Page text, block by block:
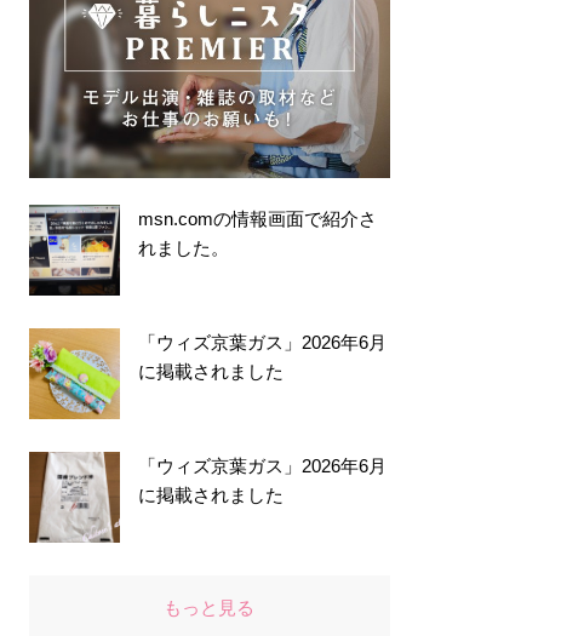
msn.comの情報画面で紹介さ
れました。
「ウィズ京葉ガス」2026年6月
に掲載されました
「ウィズ京葉ガス」2026年6月
に掲載されました
もっと見る